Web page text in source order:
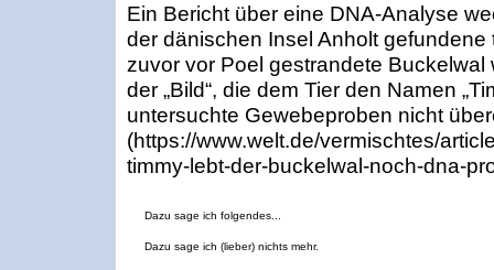
Ein Bericht über eine DNA-Analyse
der dänischen Insel Anholt
zuvor vor Poel gestrandete
der „Bild“, die dem Tier den Namen
untersuchte Gewebeproben nicht
(https://www.welt.de/vermischtes/
timmy-lebt-der-buckelwal-noch-dna-
Dazu sage ich folgendes...
Dazu sage ich (lieber) nichts mehr.